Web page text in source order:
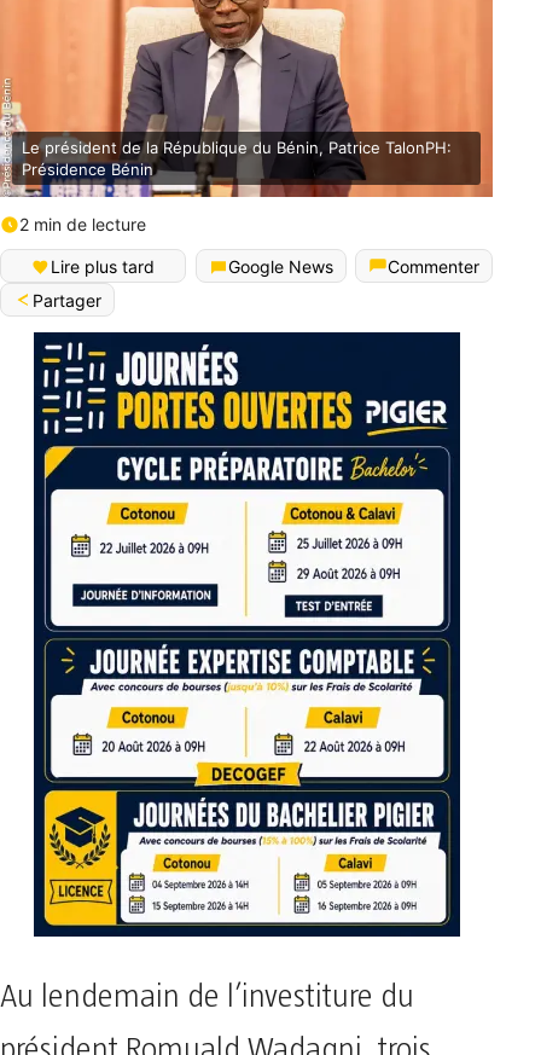
Le président de la République du Bénin, Patrice TalonPH:
Présidence Bénin
2 min de lecture
Lire plus tard Google News
Commenter
Partager
Au lendemain de l’investiture du